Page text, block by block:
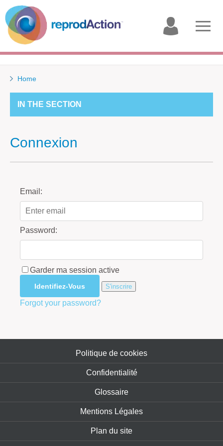
account
Home
IN THE SECTION
Connexion
Email:
Password:
Garder ma session active
S'inscrire
Forgot your password?
Politique de cookies
Confidentialité
Glossaire
Mentions Légales
Plan du site